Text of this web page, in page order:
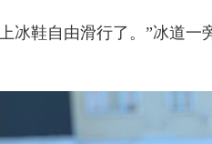
鞋自由滑行了。”冰道一